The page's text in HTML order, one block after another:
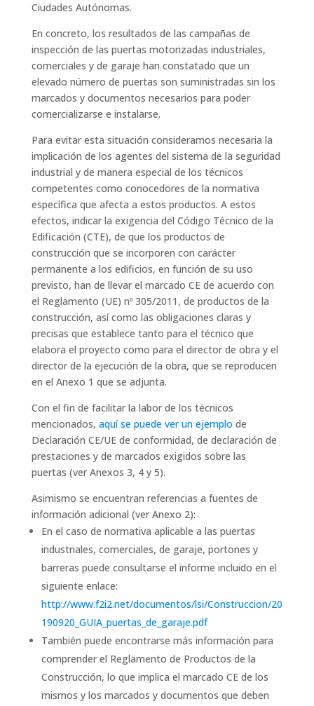
Ciudades Autónomas.
En concreto, los resultados de las campañas de
inspección de las puertas motorizadas industriales,
comerciales y de garaje han constatado que un
elevado número de puertas son suministradas sin los
marcados y documentos necesarios para poder
comercializarse e instalarse.
Para evitar esta situación consideramos necesaria la
implicación de los agentes del sistema de la seguridad
industrial y de manera especial de los técnicos
competentes como conocedores de la normativa
específica que afecta a estos productos. A estos
efectos, indicar la exigencia del Código Técnico de la
Edificación (CTE), de que los productos de
construcción que se incorporen con carácter
permanente a los edificios, en función de su uso
previsto, han de llevar el marcado CE de acuerdo con
el Reglamento (UE) nº 305/2011, de productos de la
construcción, así como las obligaciones claras y
precisas que establece tanto para el técnico que
elabora el proyecto como para el director de obra y el
director de la ejecución de la obra, que se reproducen
en el Anexo 1 que se adjunta.
Con el fin de facilitar la labor de los técnicos
mencionados, aquí se puede ver un ejemplo de
Declaración CE/UE de conformidad, de declaración de
prestaciones y de marcados exigidos sobre las
puertas (ver Anexos 3, 4 y 5).
Asimismo se encuentran referencias a fuentes de
información adicional (ver Anexo 2):
En el caso de normativa aplicable a las puertas
industriales, comerciales, de garaje, portones y
barreras puede consultarse el informe incluido en el
siguiente enlace:
http://www.f2i2.net/documentos/lsi/Construccion/20
190920_GUIA_puertas_de_garaje.pdf
También puede encontrarse más información para
comprender el Reglamento de Productos de la
Construcción, lo que implica el marcado CE de los
mismos y los marcados y documentos que deben